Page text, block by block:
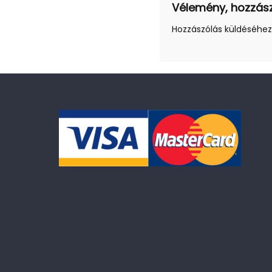
Vélemény,
Hozzászólás küldéséhez